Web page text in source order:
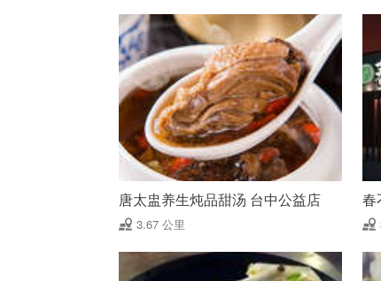
唐太盅养生炖品甜汤 台中公益店
3.67 公里
春